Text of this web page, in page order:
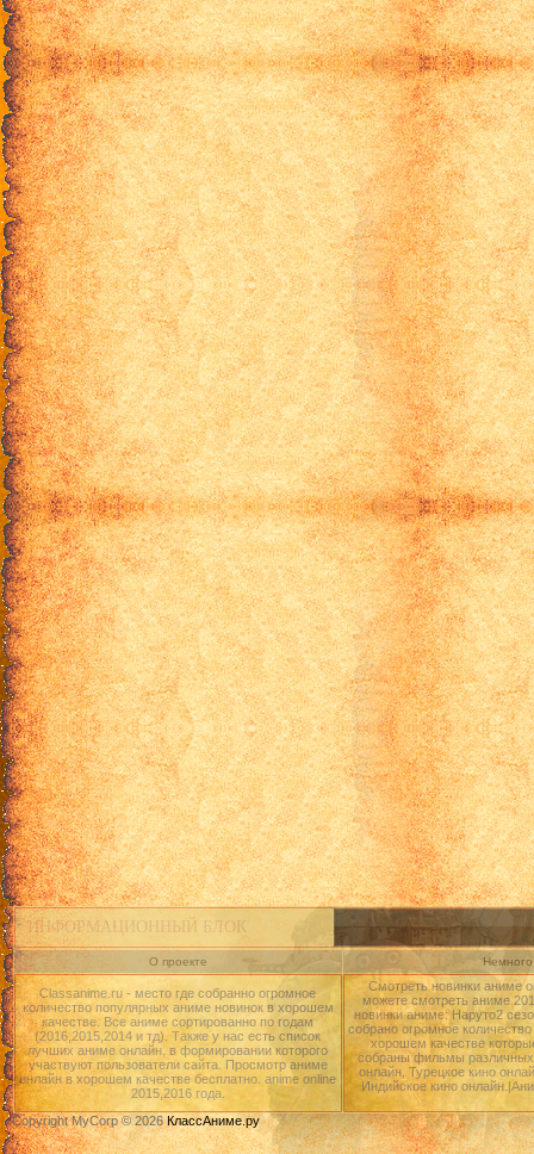
ИНФОРМАЦИОННЫЙ БЛОК
О проекте
Classanime.ru - место где собранно огромное
количество популярных аниме новинок в хорошем
качестве. Все аниме сортированно по годам
(2016,2015,2014 и тд). Также у нас есть список
лучших аниме онлайн, в формировании которого
участвуют пользователи сайта. Просмотр аниме
онлайн в хорошем качестве бесплатно. anime online
2015,2016 года.
Смотреть новинки аниме
можете смотреть аниме
новинки аниме: Наруто2
собрано огромное
хорошем качестве
собраны фильмы различных
онлайн, Турецкое кино
Индийское кино
Copyright MyCorp © 2026КлассАниме.ру